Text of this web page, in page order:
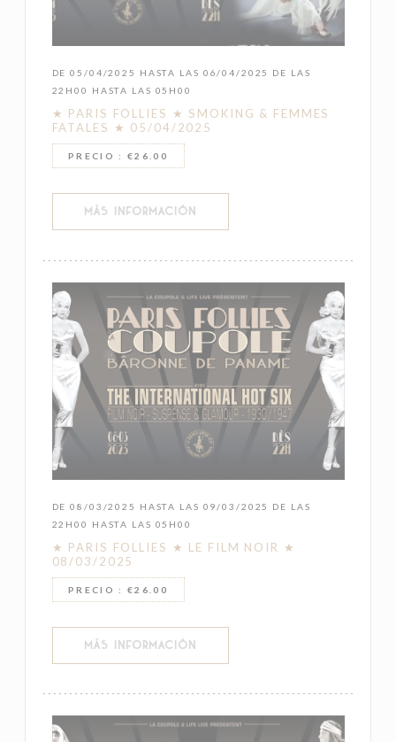
DE 05/04/2025 HASTA LAS 06/04/2025 DE LAS
22H00 HASTA LAS 05H00
★ PARIS FOLLIES ★ SMOKING & FEMMES
FATALES ★ 05/04/2025
PRECIO : €26.00
MÁS INFORMACIÓN
DE 08/03/2025 HASTA LAS 09/03/2025 DE LAS
22H00 HASTA LAS 05H00
★ PARIS FOLLIES ★ LE FILM NOIR ★
08/03/2025
PRECIO : €26.00
MÁS INFORMACIÓN